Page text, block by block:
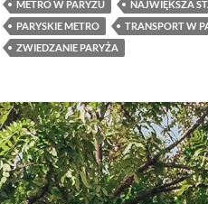
METRO W PARYŻU
NAJWIĘKSZA
PARYSKIE METRO
TRANSPORT W
ZWIEDZANIE PARYŻA